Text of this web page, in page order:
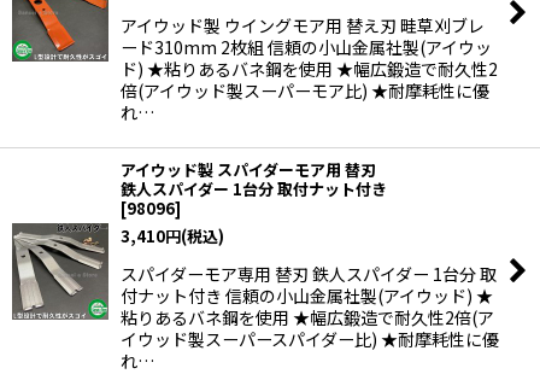
アイウッド製 ウイングモア用 替え刃 畦草刈ブレ
ード310mm 2枚組 信頼の小山金属社製(アイウッ
ド) ★粘りあるバネ鋼を使用 ★幅広鍛造で耐久性2
倍(アイウッド製スーパーモア比) ★耐摩耗性に優
れ…
アイウッド製 スパイダーモア用 替刃
鉄人スパイダー 1台分 取付ナット付き
[98096]
3,410円(税込)
スパイダーモア専用 替刃 鉄人スパイダー 1台分 取
付ナット付き 信頼の小山金属社製(アイウッド) ★
粘りあるバネ鋼を使用 ★幅広鍛造で耐久性2倍(ア
イウッド製スーパースパイダー比) ★耐摩耗性に優
れ…